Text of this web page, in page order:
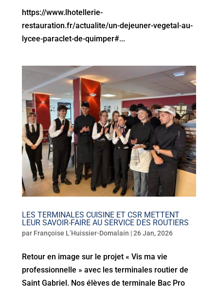
https://www.lhotellerie-
restauration.fr/actualite/un-dejeuner-vegetal-au-
lycee-paraclet-de-quimper#...
LES TERMINALES CUISINE ET CSR METTENT
LEUR SAVOIR-FAIRE AU SERVICE DES ROUTIERS
par Françoise L’Huissier-Domalain |26 Jan, 2026
Retour en image sur le projet « Vis ma vie
professionnelle » avec les terminales routier de
Saint Gabriel. Nos élèves de terminale Bac Pro